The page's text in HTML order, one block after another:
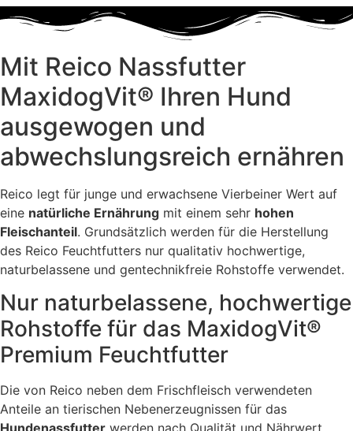
Mit Reico Nassfutter
MaxidogVit® Ihren Hund
ausgewogen und
abwechslungsreich ernähren
Reico legt für junge und erwachsene Vierbeiner Wert auf
eine natürliche Ernährung mit einem sehr hohen
Fleischanteil. Grundsätzlich werden für die Herstellung
des Reico Feuchtfutters nur qualitativ hochwertige,
naturbelassene und gentechnikfreie Rohstoffe verwendet.
Nur naturbelassene, hochwertige
Rohstoffe für das MaxidogVit®
Premium Feuchtfutter
Die von Reico neben dem Frischfleisch verwendeten
Anteile an tierischen Nebenerzeugnissen für das